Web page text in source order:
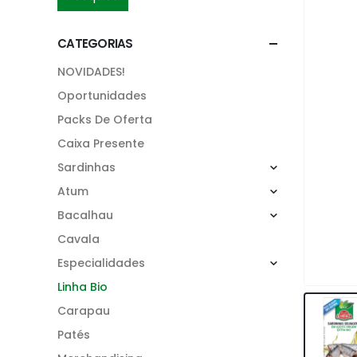
CATEGORIAS
NOVIDADES!
Oportunidades
Packs De Oferta
Caixa Presente
Sardinhas
Atum
Bacalhau
Cavala
Especialidades
Linha Bio
Carapau
Patés